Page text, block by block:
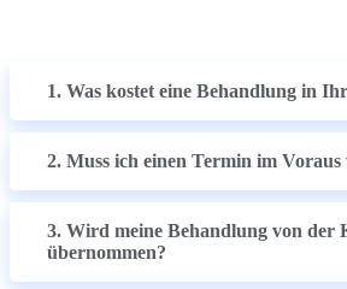
1. Was kostet eine Behandlung in
2. Muss ich einen Termin im Voraus
3. Wird meine Behandlung von der
übernommen?